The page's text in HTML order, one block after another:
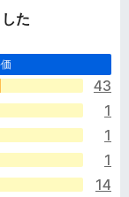
た
43
1
1
1
14